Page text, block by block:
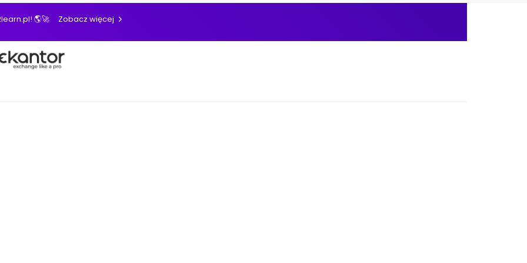
🌎🚀 Zobacz więcej